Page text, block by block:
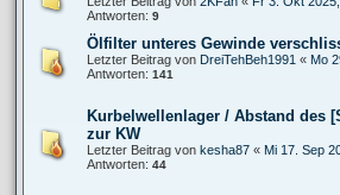
Antworten: 9
Ölfilter unteres Gewinde
Letzter Beitrag von DreiTehBeh1991 « Mo
Antworten: 141
Kurbelwellenlager / Abstand des
zur KW
Letzter Beitrag von kesha87 « Mi 17. Sep
Antworten: 44